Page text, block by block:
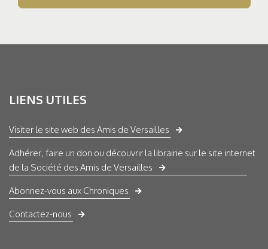
LIENS UTILES
Visiter le site web des Amis de Versailles
Adhérer, faire un don ou découvrir la librairie sur le site internet
de la Société des Amis de Versailles
Abonnez-vous aux Chroniques
Contactez-nous